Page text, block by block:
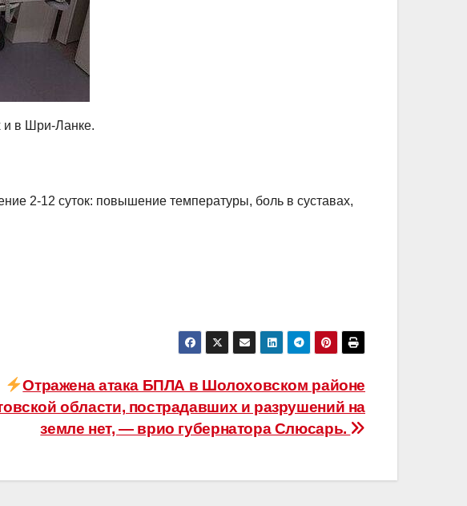
и в Шри-Ланке.
2-12 суток: повышение температуры, боль в суставах,
Отражена атака БПЛА в Шолоховском районе
области, пострадавших и разрушений на
земле нет, — врио губернатора Слюсарь.